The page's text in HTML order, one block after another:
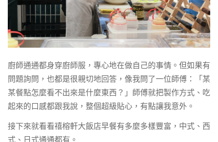
廚師通通都身穿廚師服，專心地在做自己的事情。但如果有
問題詢問，也都是很親切地回答，像我問了一位師傅：「某
某餐點怎麼看不出來是什麼東西？」師傅就把製作方式、吃
起來的口感都跟我說，整個超級貼心，有點讓我意外。
接下來就看看禧榕軒大飯店早餐有多麼多樣豐富，中式、西
式、日式通通都有。